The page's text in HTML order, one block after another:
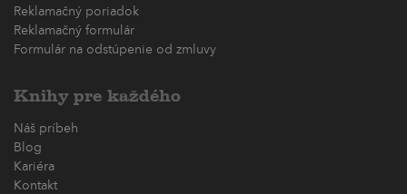
Reklamačný poriadok
Reklamačný formulár
Formulár na odstúpenie od zmluvy
Knihy pre každého
Náš príbeh
Blog
Kariéra
Kontakt